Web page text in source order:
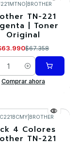
BROTHER
TN-221
| Toner
Original
$67.358
Comprar ahora
| BROTHER
4 Colores
TN-221